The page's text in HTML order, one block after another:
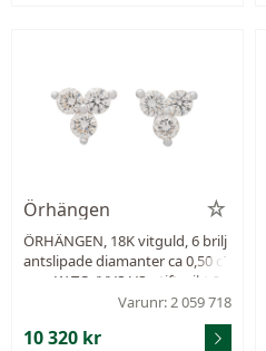
Örhängen
ÖRHÄNGEN, 18K vitguld, 6 brilj
antslipade diamanter ca 0,50 ct
v, ca W-TCr/VVS-VS, stift, vikt 2,0
Varunr: 2 059 718
10 320 kr